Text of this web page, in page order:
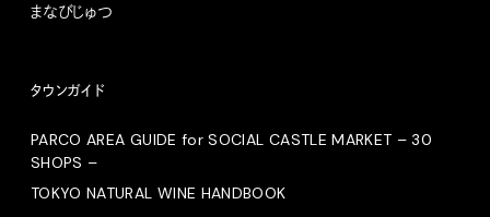
まなびじゅつ
タウンガイド
PARCO AREA GUIDE for SOCIAL CASTLE MARKET – 30
SHOPS –
TOKYO NATURAL WINE HANDBOOK